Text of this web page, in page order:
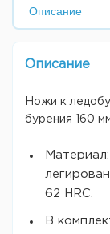
Описание
Ножи к
бурения 160
62 HRC.
В